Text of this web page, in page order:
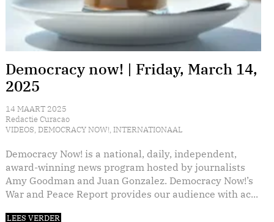
Democracy now! | Friday, March 14,
2025
14 MAART 2025
Redactie Curacao
VIDEOS, DEMOCRACY NOW!, INTERNATIONAAL
Democracy Now! is a national, daily, independent,
award-winning news program hosted by journalists
Amy Goodman and Juan Gonzalez. Democracy Now!’s
War and Peace Report provides our audience with ac...
LEES VERDER